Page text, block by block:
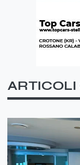
ARTICOLI